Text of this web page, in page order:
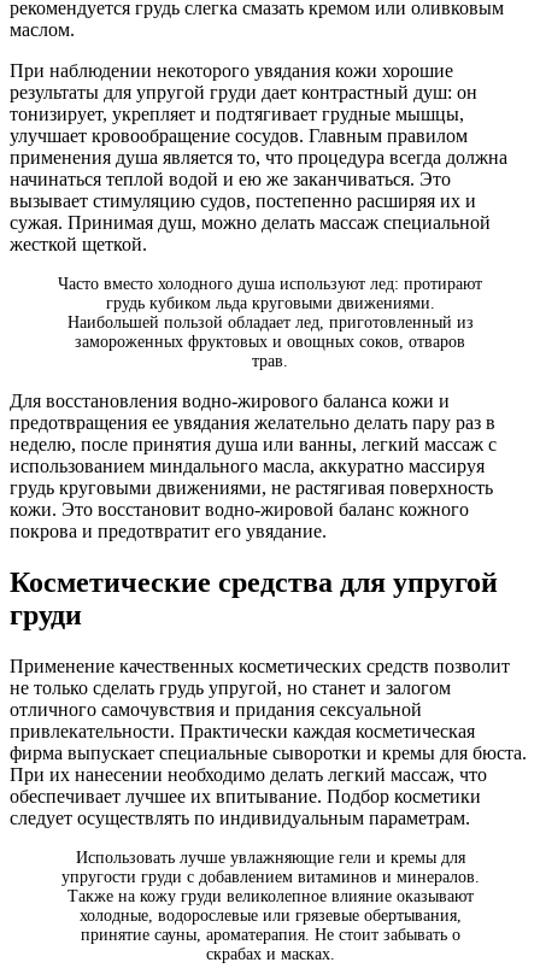
рекомендуется грудь слегка смазать кремом или оливковым
маслом.
При наблюдении некоторого увядания кожи хорошие
результаты для упругой груди дает контрастный душ: он
тонизирует, укрепляет и подтягивает грудные мышцы,
улучшает кровообращение сосудов. Главным правилом
применения душа является то, что процедура всегда должна
начинаться теплой водой и ею же заканчиваться. Это
вызывает стимуляцию судов, постепенно расширяя их и
сужая. Принимая душ, можно делать массаж специальной
жесткой щеткой.
Часто вместо холодного душа используют лед: протирают
грудь кубиком льда круговыми движениями.
Наибольшей пользой обладает лед, приготовленный из
замороженных фруктовых и овощных соков, отваров
трав.
Для восстановления водно-жирового баланса кожи и
предотвращения ее увядания желательно делать пару раз в
неделю, после принятия душа или ванны, легкий массаж с
использованием миндального масла, аккуратно массируя
грудь круговыми движениями, не растягивая поверхность
кожи. Это восстановит водно-жировой баланс кожного
покрова и предотвратит его увядание.
Косметические средства для упругой
груди
Применение качественных косметических средств позволит
не только сделать грудь упругой, но станет и залогом
отличного самочувствия и придания сексуальной
привлекательности. Практически каждая косметическая
фирма выпускает специальные сыворотки и кремы для бюста.
При их нанесении необходимо делать легкий массаж, что
обеспечивает лучшее их впитывание. Подбор косметики
следует осуществлять по индивидуальным параметрам.
Использовать лучше увлажняющие гели и кремы для
упругости груди с добавлением витаминов и минералов.
Также на кожу груди великолепное влияние оказывают
холодные, водорослевые или грязевые обертывания,
принятие сауны, ароматерапия. Не стоит забывать о
скрабах и масках.